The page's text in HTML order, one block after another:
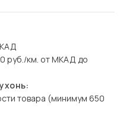
руб./км. от МКАД до
товара (минимум 650